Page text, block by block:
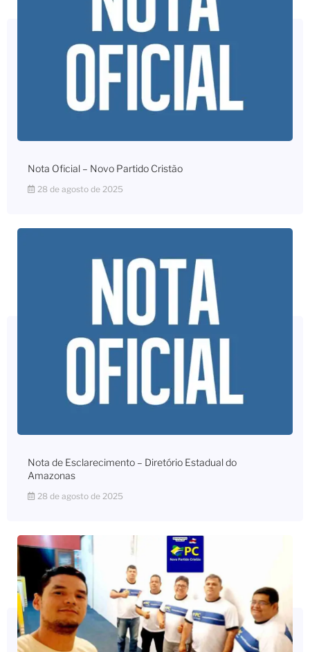
Nota Oficial – Novo Partido Cristão
28 de agosto de 2025
Nota de Esclarecimento – Diretório Estadual do
Amazonas
28 de agosto de 2025